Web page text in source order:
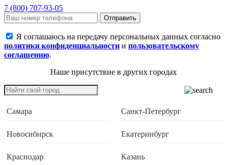
7 (800) 707-93-05
Отправить
Я соглашаюсь на передачу персональных данных согласно
политики конфиденциальности и пользовательскому
соглашению.
Наше присутствие в других городах
Самара Санкт-Петербург
Новосибирск Екатеринбург
Краснодар Казань